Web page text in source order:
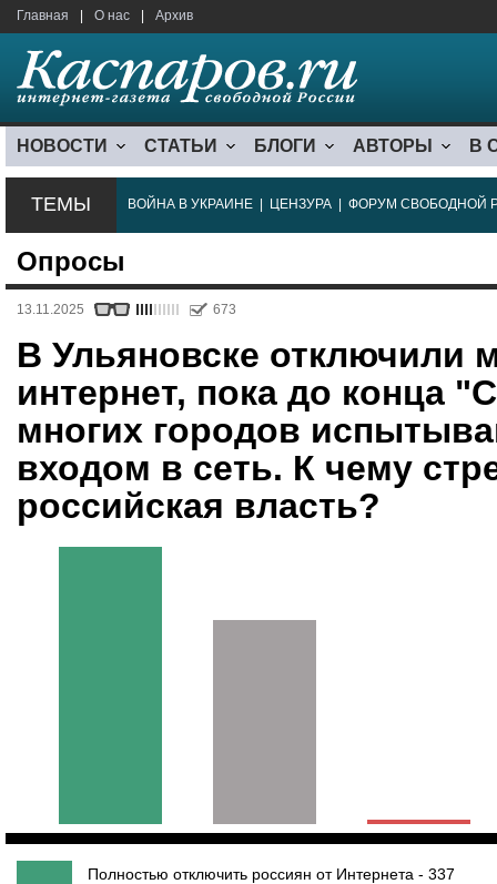
Главная О нас Архив
НОВОСТИ СТАТЬИ БЛОГИ АВТОРЫ В
ТЕМЫ ВОЙНА В УКРАИНЕ ЦЕНЗУРА ФОРУМ СВОБОДНОЙ
Опросы
13.11.2025 673
В Ульяновске отключили
интернет, пока до конца
многих городов
входом в сеть. К чему
российская власть?
Полностью отключить россиян от Интернета - 337